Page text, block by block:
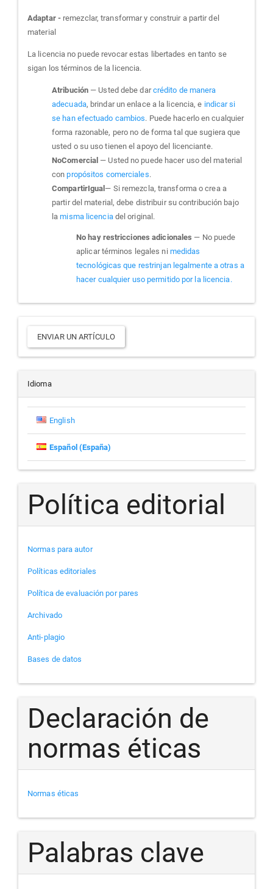
Adaptar -remezclar, transformar y construir a partir del
material
La licencia no puede revocar estas libertades en tanto se
sigan los términos de la licencia.
Atribución — Usted debe darcrédito de manera
adecuada, brindar un enlace a la licencia, e indicar si
se han efectuado cambios. Puede hacerlo en cualquier
forma razonable, pero no de forma tal que sugiera que
usted o su uso tienen el apoyo del licenciante.
NoComercial — Usted no puede hacer uso del material
conpropósitos comerciales.
CompartirIgual — Si remezcla, transforma o crea a
partir del material, debe distribuir su contribución bajo
lamisma licenciadel original.
No hay restricciones adicionales — No puede
aplicar términos legales ni medidas
tecnológicas que restrinjan legalmente a otras a
hacer cualquier uso permitido por la licencia.
Enviar
un
artículo
ENVIAR UN ARTÍCULO
Idioma
English
Español (España)
Política editorial
Normas para autor
Políticas editoriales
Política de evaluación por pares
Archivado
Anti-plagio
Bases de datos
Declaración de
normas éticas
Normas éticas
Palabras clave